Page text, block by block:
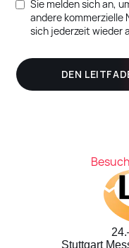
Sie melden sich an,
andere kommerzielle
sich jederzeit wieder
Stuttgart